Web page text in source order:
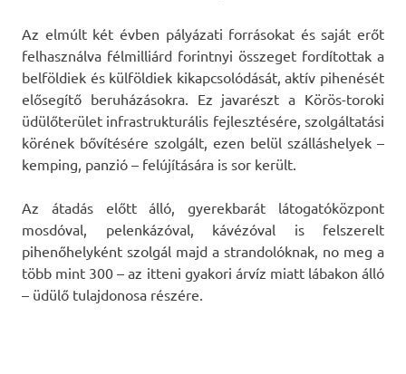
Az elmúlt két évben pályázati forrásokat és saját erőt
felhasználva félmilliárd forintnyi összeget fordítottak a
belföldiek és külföldiek kikapcsolódását, aktív pihenését
elősegítő beruházásokra. Ez javarészt a Körös-toroki
üdülőterület infrastrukturális fejlesztésére, szolgáltatási
körének bővítésére szolgált, ezen belül szálláshelyek –
kemping, panzió – felújítására is sor került.
Az átadás előtt álló, gyerekbarát látogatóközpont
mosdóval, pelenkázóval, kávézóval is felszerelt
pihenőhelyként szolgál majd a strandolóknak, no meg a
több mint 300 – az itteni gyakori árvíz miatt lábakon álló
– üdülő tulajdonosa részére.